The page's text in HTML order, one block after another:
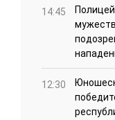
14:45
12:30